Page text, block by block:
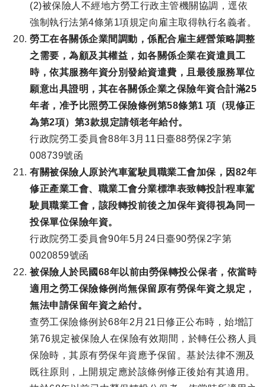
(2)被保險人不經地方勞工行政主管機關協調，逕依
強制執行法第4條第1項規定向雇主取得執行名義者。
勞工在各關係企業間調動，係配合雇主經營策略調整
之需要，為顧及其權益，如各關係企業在資遣員工
時，依其服務年資分別發給資遣費，且最後服務單位
願意出具證明，其在各關係企業之保險年資合計滿25
年者，准予比照勞工保險條例第58條第1 項（現修正
為第2項）第3款規定請領老年給付。
行政院勞工委員會88年3月11日臺88勞保2字第
008739號函
有關被保險人原於汽車駕駛員職業工會加保，因82年
修正產業工會、職業工會分業標準表致轉投計程車駕
駛員職業工會，該段轉投前後之加保年資得視為同一
投保單位保險年資。
行政院勞工委員會90年5月24日臺90勞保2字第
0020859號函
被保險人於民國68年以前由勞保轉投公保者，依當時
適用之勞工保險條例尚無保留原有勞保年資之規定，
無法申請保留年資之給付。
查勞工保險條例於68年2月21日修正公布時，始增訂
第76規定被保險人在保險有效期間，於轉任公務人員
保險時，其原有勞保年資應予保留。基於法律不溯及
既往原則，上開規定應於該條例修正後始有其適用。